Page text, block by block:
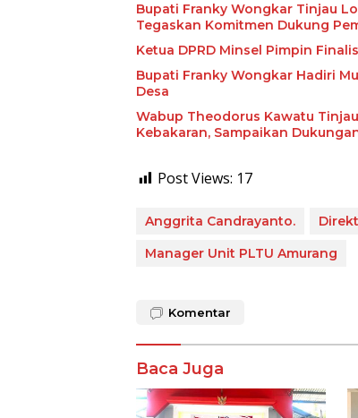
Bupati Franky Wongkar Tinjau
Tegaskan Komitmen Dukung
Ketua DPRD Minsel Pimpin
Bupati Franky Wongkar Hadiri
Desa
Wabup Theodorus Kawatu
Kebakaran, Sampaikan
Post Views: 17
Anggrita Candrayanto.
Manager Unit PLTU Amurang
Komentar
Baca Juga